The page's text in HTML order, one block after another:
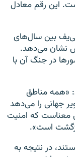
رسیده است. این رقم معادل
بین سال‌های
۲۷۰ درصد افزایش نشان می‌دهد.
در جنگ آن با
«همه مناطق
جهانی را می‌دهد
معناست که امنیت
است».
در نتیجه به